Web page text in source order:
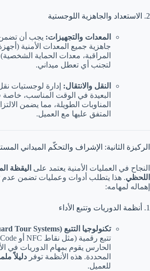
2. الاستعداد والجاهزية اللوجستية
المعدات والتجهيزات: يجب أن تضمن
جاهزية جميع المعدات الأمنية
المراقبة، معدات الحماية الشخصية)
لتجنب أي تعطل ميداني.
النقل والانتقال: إدارة لوجستيات
البعيدة في الوقت المناسب، خاصة
المناوبات الطويلة، مما يضمن
المتفق عليها مع العميل.
الركيزة الثانية: الإشراف والتحكّم الميداني
النجاح في العمليات الأمنية يعتمد على اليقظة
اللحظي. هذا يتطلب أدوات وعمليات تضمن
إهماله لمهامه:
1. أنظمة الدوريات وتتبع الأداء
تكنولوجيا التتبع (Guard Tour Systems):
الحارس يقوم بمهام الدوريات في
المحددة. هذه الأنظمة توفر دليلاً
للعميل.